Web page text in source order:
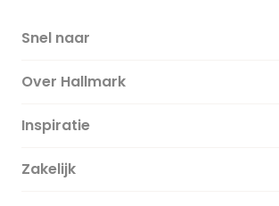
Snel naar
Over Hallmark
Over ons
Duurzaamheid
Inspiratie
Magazine
Zakelijk